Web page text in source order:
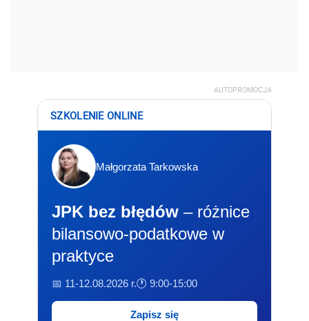
AUTOPROMOCJA
SZKOLENIE ONLINE
Małgorzata Tarkowska
JPK bez błędów – różnice
bilansowo-podatkowe w
praktyce
📅 11-12.08.2026 r.🕐 9:00-15:00
Zapisz się